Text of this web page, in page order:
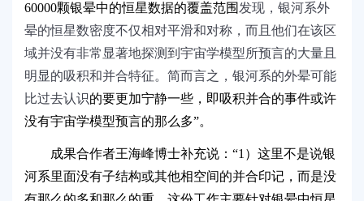
60000颗银晕中的恒星数据的覆盖范围 发现，银河系外
晕的恒星数密度不仅相对平滑和对称，而且他们在该区
域并没有非常显著地探测到宇宙学模型所预言的大量且
明显的吸积和并合特征。简而言之，银河系的外晕可能
比过去认识的要更加宁静一些，即吸积并合的事件或许
没有宇宙学模型预言的那么多”。
成果合作者王海峰博士补充说：“1 ）这里不是说银
河系里面没有子结构或其他相空间的并合印记，而是没